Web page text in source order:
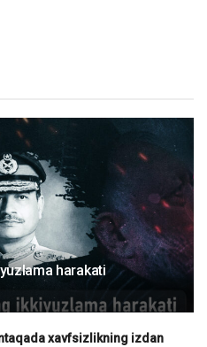
harakati
xavfsizlikning izdan